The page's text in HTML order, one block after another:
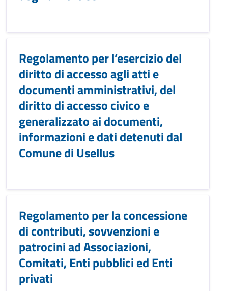
Regolamento per l’esercizio del
diritto di accesso agli atti e
documenti amministrativi, del
diritto di accesso civico e
generalizzato ai documenti,
informazioni e dati detenuti dal
Comune di Usellus
Regolamento per la concessione
di contributi, sovvenzioni e
patrocini ad Associazioni,
Comitati, Enti pubblici ed Enti
privati